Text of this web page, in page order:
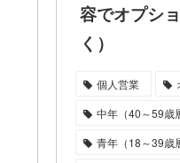
容でオプシ
く）
個人営業
中年（40～59歳
青年（18～39歳